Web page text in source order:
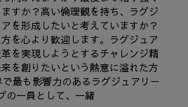
FINANCE
プレスルーム
すか？高い倫理観を持ち、ラグジ
を形成したいと考えていますか？
を心より歓迎します。ラグジュア
を実現しようとするチャレンジ精
を創りたいという熱意に溢れた方
最も影響力のあるラグジュアリー
の一員として、一緒